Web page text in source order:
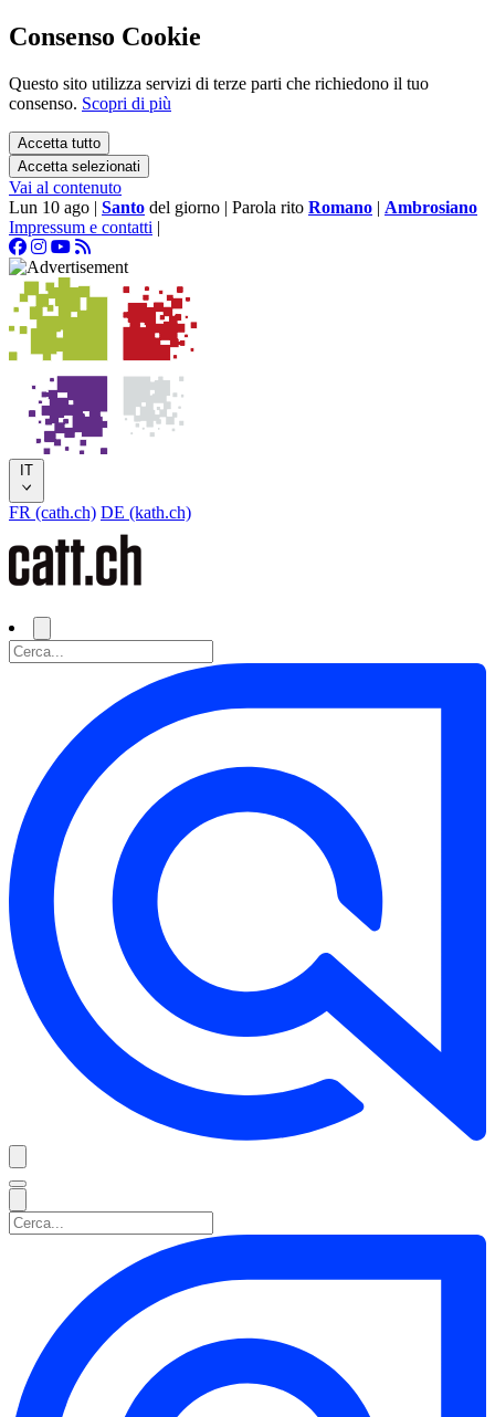
Consenso Cookie
Questo sito utilizza servizi di terze parti che richiedono il tuo
consenso. Scopri di più
Accetta tutto
Accetta selezionati
Vai al contenuto
Lun 10 ago | Santo del giorno | Parola rito Romano | Ambrosiano
Impressum e contatti |
IT
FR (cath.ch) DE (kath.ch)